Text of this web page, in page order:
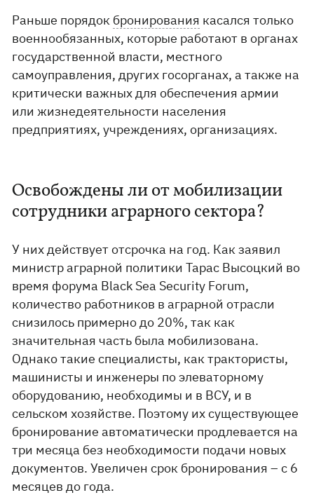
Раньше порядок бронирования касался только
военнообязанных, которые работают в органах
государственной власти, местного
самоуправления, других госорганах, а также на
критически важных для обеспечения армии
или жизнедеятельности населения
предприятиях, учреждениях, организациях.
Освобождены ли от мобилизации
сотрудники аграрного сектора?
У них действует отсрочка на год. Как заявил
министр аграрной политики Тарас Высоцкий во
время форума Black Sea Security Forum,
количество работников в аграрной отрасли
снизилось примерно до 20%, так как
значительная часть была мобилизована.
Однако такие специалисты, как трактористы,
машинисты и инженеры по элеваторному
оборудованию, необходимы и в ВСУ, и в
сельском хозяйстве. Поэтому их существующее
бронирование автоматически продлевается на
три месяца без необходимости подачи новых
документов. Увеличен срок бронирования – с 6
месяцев до года.